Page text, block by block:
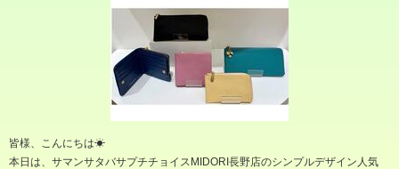
皆様、こんにちは☀︎
本日は、サマンサタバサプチチョイスMIDORI長野店のシンプルデザイン人気